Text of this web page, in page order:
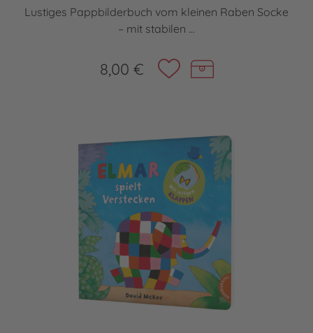
Lustiges Pappbilderbuch vom kleinen Raben Socke
– mit stabilen ...
8,00 €